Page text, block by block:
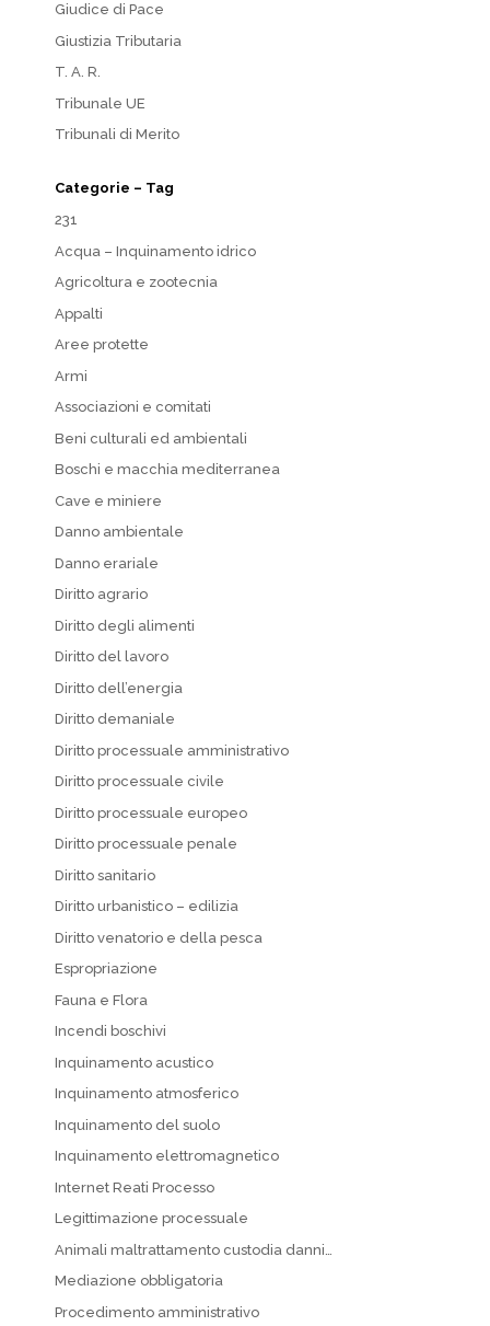
Giudice di Pace
Giustizia Tributaria
T. A. R.
Tribunale UE
Tribunali di Merito
Categorie – Tag
231
Acqua – Inquinamento idrico
Agricoltura e zootecnia
Appalti
Aree protette
Armi
Associazioni e comitati
Beni culturali ed ambientali
Boschi e macchia mediterranea
Cave e miniere
Danno ambientale
Danno erariale
Diritto agrario
Diritto degli alimenti
Diritto del lavoro
Diritto dell’energia
Diritto demaniale
Diritto processuale amministrativo
Diritto processuale civile
Diritto processuale europeo
Diritto processuale penale
Diritto sanitario
Diritto urbanistico – edilizia
Diritto venatorio e della pesca
Espropriazione
Fauna e Flora
Incendi boschivi
Inquinamento acustico
Inquinamento atmosferico
Inquinamento del suolo
Inquinamento elettromagnetico
Internet Reati Processo
Legittimazione processuale
Animali maltrattamento custodia danni…
Mediazione obbligatoria
Procedimento amministrativo